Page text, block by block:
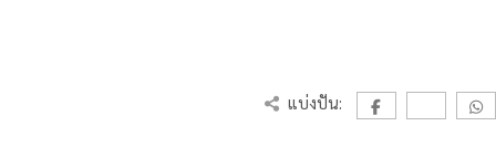
แบ่งปัน: